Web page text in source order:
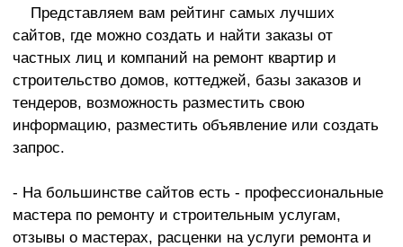
Представляем вам рейтинг самых лучших
сайтов, где можно создать и найти заказы от
частных лиц и компаний на ремонт квартир и
строительство домов, коттеджей, базы заказов и
тендеров, возможность разместить свою
информацию, разместить объявление или создать
запрос.
- На большинстве сайтов есть - профессиональные
мастера по ремонту и строительным услугам,
отзывы о мастерах, расценки на услуги ремонта и